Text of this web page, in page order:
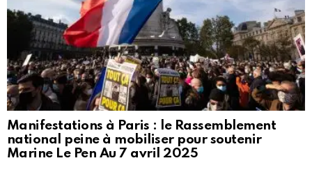
Manifestations à Paris : le Rassemblement
national peine à mobiliser pour soutenir
Marine Le Pen Au 7 avril 2025